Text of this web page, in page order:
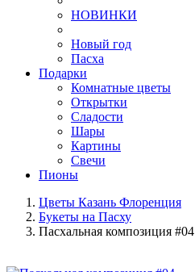
НОВИНКИ
Новый год
Пасха
Подарки
Комнатные цветы
Открытки
Сладости
Шары
Картины
Свечи
Пионы
Цветы Казань Флоренция
Букеты на Пасху
Пасхальная композиция #04